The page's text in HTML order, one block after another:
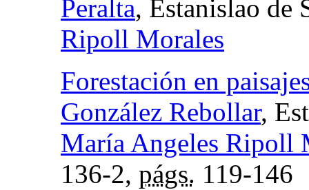
Peralta, Estanislao de
Ripoll Morales
Forestación en
González Rebollar,
María Angeles Ripoll
136-2, págs. 119-146